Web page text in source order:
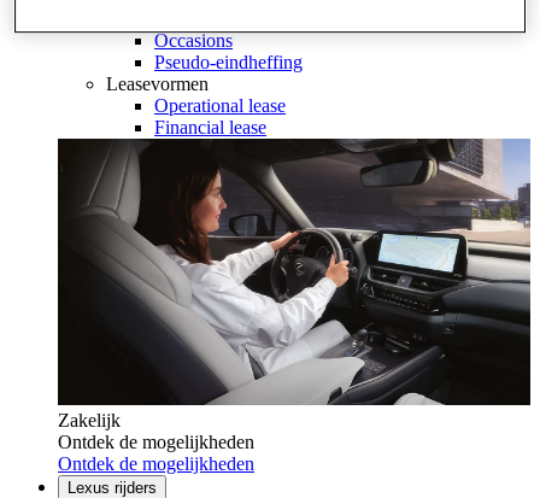
Occasions
Pseudo-eindheffing
Leasevormen
Operational lease
Financial lease
Zakelijk
Ontdek de mogelijkheden
Ontdek de mogelijkheden
Lexus rijders